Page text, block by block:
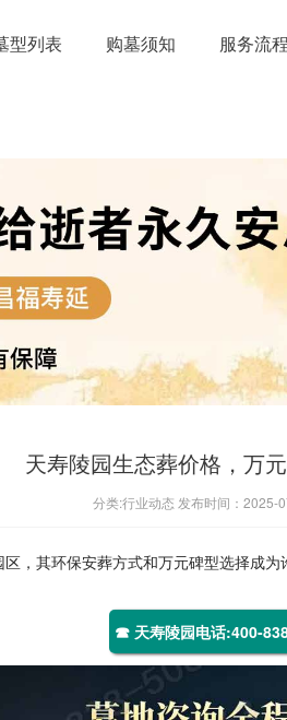
型列表 购墓须知 服务流程
天寿陵园生态葬价格，万
分类:行业动态 发布时间：2025-
，其环保安葬方式和万元碑型选择成
☎ 天寿陵园电话:400-